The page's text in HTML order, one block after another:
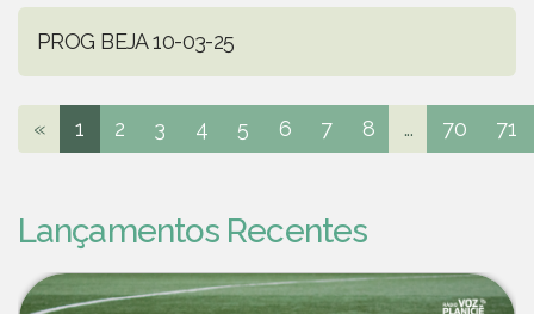
PROG BEJA 10-03-25
« 1 2 3 4 5 6 7 8 ... 70 71
Lançamentos Recentes